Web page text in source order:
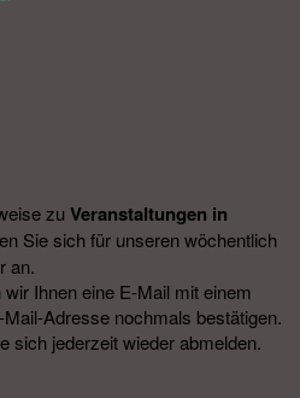
zu Veranstal­tungen in
Sie sich für unseren wöchentlich
an.
Ihnen eine E-Mail mit einem
Adresse nochmals bestätigen.
sich jederzeit wieder abmelden.​